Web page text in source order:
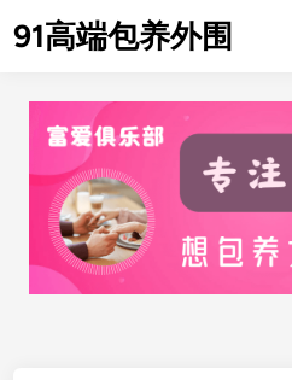
to91高端包养外围